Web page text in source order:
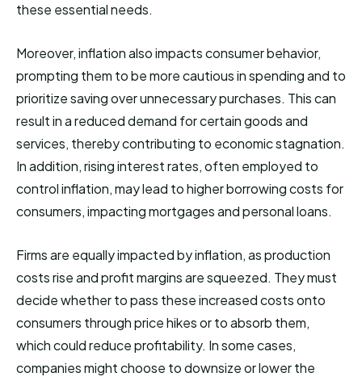
these essential needs.
Moreover, inflation also impacts consumer behavior,
prompting them to be more cautious in spending and to
prioritize saving over unnecessary purchases. This can
result in a reduced demand for certain goods and
services, thereby contributing to economic stagnation.
In addition, rising interest rates, often employed to
control inflation, may lead to higher borrowing costs for
consumers, impacting mortgages and personal loans.
Firms are equally impacted by inflation, as production
costs rise and profit margins are squeezed. They must
decide whether to pass these increased costs onto
consumers through price hikes or to absorb them,
which could reduce profitability. In some cases,
companies might choose to downsize or lower the